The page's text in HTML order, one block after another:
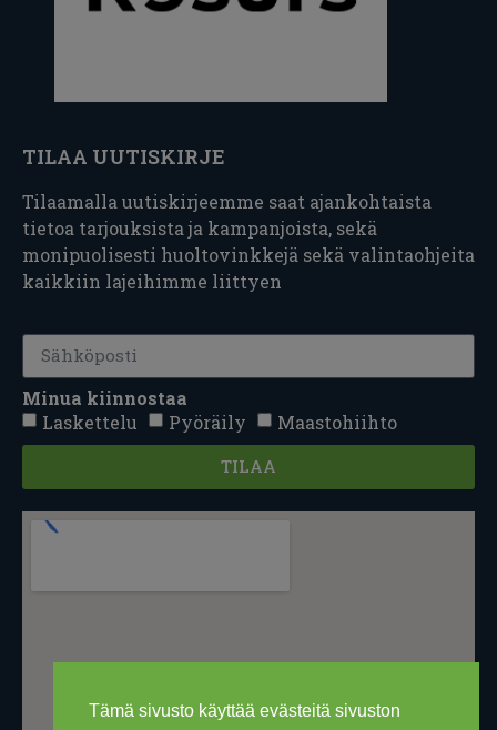
Tämä sivusto käyttää evästeitä sivuston
TILAA UUTISKIRJE
Tilaamalla uutiskirjeemme saat ajankohtaista
tietoa tarjouksista ja kampanjoista, sekä
monipuolisesti huoltovinkkejä sekä valintaohjeita
kaikkiin lajeihimme liittyen
Minua kiinnostaa
Laskettelu
Pyöräily Maastohiihto
TILAA